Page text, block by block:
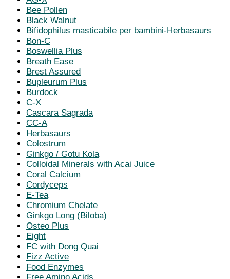
Bee Pollen
Black Walnut
Bifidophilus masticabile per bambini-Herbasaurs
Bon-C
Boswellia Plus
Breath Ease
Brest Assured
Bupleurum Plus
Burdock
C-X
Cascara Sagrada
CC-A
Herbasaurs
Colostrum
Ginkgo / Gotu Kola
Colloidal Minerals with Acai Juice
Coral Calcium
Cordyceps
E-Tea
Chromium Chelate
Ginkgo Long (Biloba)
Osteo Plus
Eight
FC with Dong Quai
Fizz Active
Food Enzymes